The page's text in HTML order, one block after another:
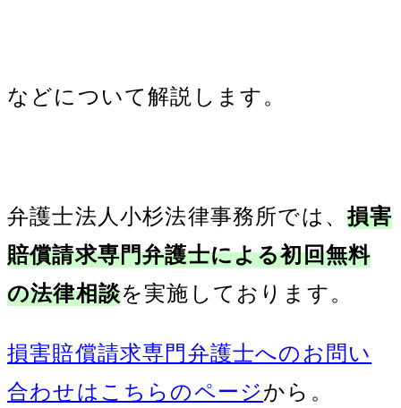
などについて解説します。
弁護士法人小杉法律事務所では、損害
賠償請求専門弁護士による初回無料
の法律相談を実施しております。
損害賠償請求専門弁護士へのお問い
合わせはこちらのページから。